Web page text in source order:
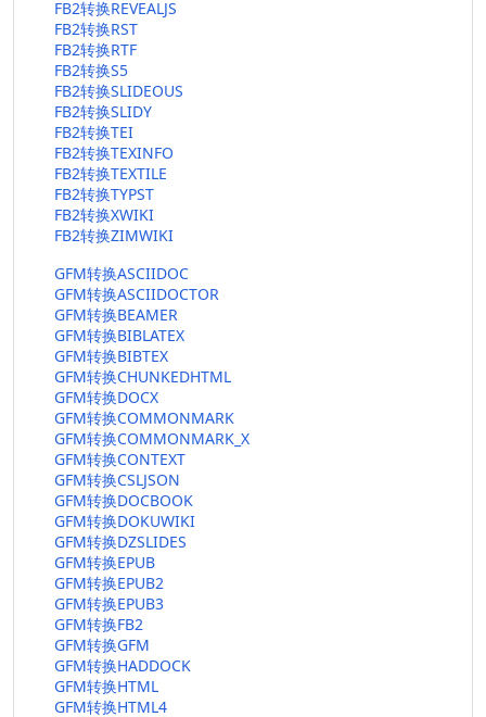
FB2转换REVEALJS
FB2转换RST
FB2转换RTF
FB2转换S5
FB2转换SLIDEOUS
FB2转换SLIDY
FB2转换TEI
FB2转换TEXINFO
FB2转换TEXTILE
FB2转换TYPST
FB2转换XWIKI
FB2转换ZIMWIKI
GFM转换ASCIIDOC
GFM转换ASCIIDOCTOR
GFM转换BEAMER
GFM转换BIBLATEX
GFM转换BIBTEX
GFM转换CHUNKEDHTML
GFM转换DOCX
GFM转换COMMONMARK
GFM转换COMMONMARK_X
GFM转换CONTEXT
GFM转换CSLJSON
GFM转换DOCBOOK
GFM转换DOKUWIKI
GFM转换DZSLIDES
GFM转换EPUB
GFM转换EPUB2
GFM转换EPUB3
GFM转换FB2
GFM转换GFM
GFM转换HADDOCK
GFM转换HTML
GFM转换HTML4